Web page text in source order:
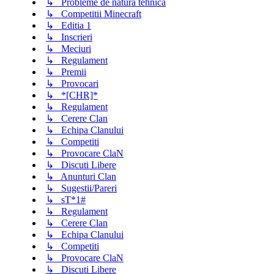
↳ Probleme de natura tehnica
↳ Competitii Minecraft
↳ Editia 1
↳ Inscrieri
↳ Meciuri
↳ Regulament
↳ Premii
↳ Provocari
↳ *[CHR]*
↳ Regulament
↳ Cerere Clan
↳ Echipa Clanului
↳ Competiti
↳ Provocare ClaN
↳ Discuti Libere
↳ Anunturi Clan
↳ Sugestii/Pareri
↳ sT*1#
↳ Regulament
↳ Cerere Clan
↳ Echipa Clanului
↳ Competiti
↳ Provocare ClaN
↳ Discuti Libere